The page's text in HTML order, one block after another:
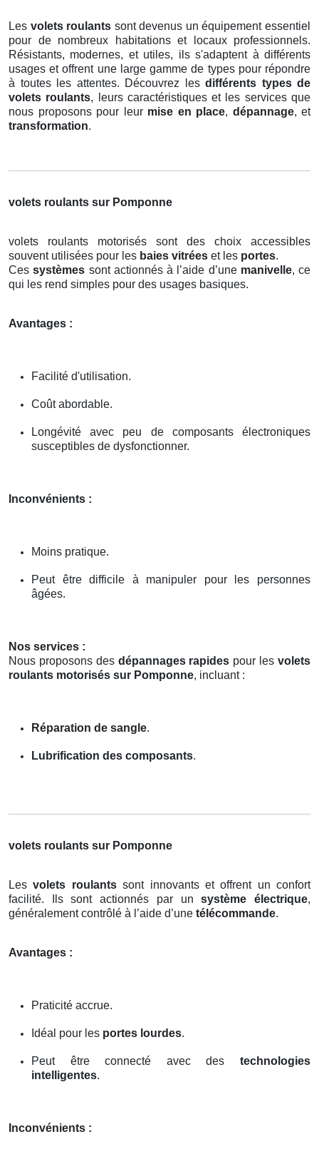
Les volets roulants sont devenus un équipement essentiel
pour de nombreux habitations et locaux professionnels.
Résistants, modernes, et utiles, ils s'adaptent à différents
usages et offrent une large gamme de types pour répondre
à toutes les attentes. Découvrez les différents types de
volets roulants, leurs caractéristiques et les services que
nous proposons pour leur mise en place, dépannage, et
transformation.
volets roulants sur Pomponne
volets roulants motorisés sont des choix accessibles
souvent utilisées pour les baies vitrées et les portes.
Cessystèmes sont actionnés à l’aide d’une manivelle, ce
qui les rend simples pour des usages basiques.
Avantages :
Facilité d'utilisation.
Coût abordable.
Longévité avec peu de composants électroniques
susceptibles de dysfonctionner.
Inconvénients :
Moins pratique.
Peut être difficile à manipuler pour les personnes
âgées.
Nos services :
Nous proposons des dépannages rapides pour lesvolets
roulants motorisés sur Pomponne, incluant :
Réparation de sangle.
Lubrification des composants.
volets roulants sur Pomponne
Lesvolets roulantssont innovants et offrent un confort
facilité. Ils sont actionnés par unsystème électrique,
généralement contrôlé à l’aide d’une télécommande.
Avantages :
Praticité accrue.
Idéal pour les portes lourdes.
Peut être connecté avec des technologies
intelligentes.
Inconvénients :